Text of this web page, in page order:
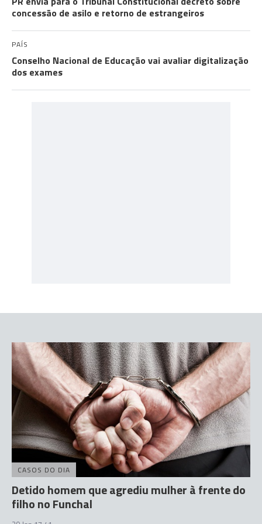
concessão de asilo e retorno de estrangeiros
PAÍS
Conselho Nacional de Educação vai avaliar digitalização
dos exames
CASOS DO DIA
Detido homem que agrediu mulher à frente do
filho no Funchal